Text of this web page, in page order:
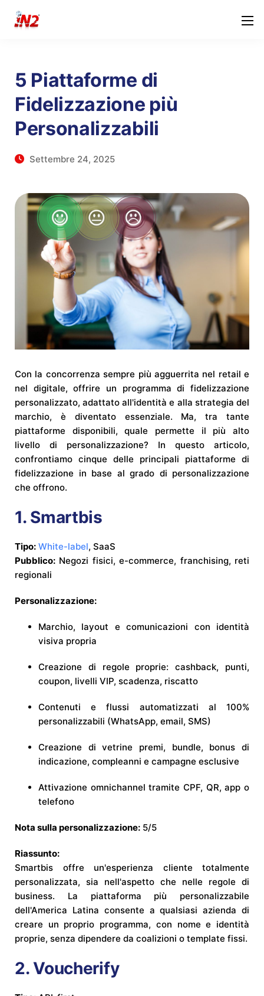
5 Piattaforme di
Fidelizzazione più
Personalizzabili
Settembre 24, 2025
Con la concorrenza sempre più agguerrita nel retail e
nel digitale, offrire un programma di fidelizzazione
personalizzato, adattato all'identità e alla strategia del
marchio, è diventato essenziale. Ma, tra tante
piattaforme disponibili, quale permette il più alto
livello di personalizzazione? In questo articolo,
confrontiamo cinque delle principali piattaforme di
fidelizzazione in base al grado di personalizzazione
che offrono.
1. Smartbis
Tipo: White-label, SaaS
Pubblico: Negozi fisici, e-commerce, franchising, reti
regionali
Personalizzazione:
Marchio, layout e comunicazioni con identità
visiva propria
Creazione di regole proprie: cashback, punti,
coupon, livelli VIP, scadenza, riscatto
Contenuti e flussi automatizzati al 100%
personalizzabili (WhatsApp, email, SMS)
Creazione di vetrine premi, bundle, bonus di
indicazione, compleanni e campagne esclusive
Attivazione omnichannel tramite CPF, QR, app o
telefono
Nota sulla personalizzazione: 5/5
Riassunto:
Smartbis offre un'esperienza cliente totalmente
personalizzata, sia nell'aspetto che nelle regole di
business. La piattaforma più personalizzabile
dell'America Latina consente a qualsiasi azienda di
creare un proprio programma, con nome e identità
proprie, senza dipendere da coalizioni o template fissi.
2. Voucherify